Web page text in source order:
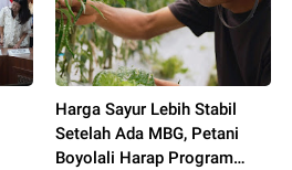
Harga Sayur Lebih Stabil
Setelah Ada MBG, Petani
Boyolali Harap Program